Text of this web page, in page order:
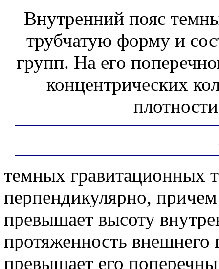
Внутренний пояс
трубчатую форму и
групп. На его
концентрических
темных гравитационных
перпендикулярно, причем
превышает высоту
протяженность внешнего
превышает его